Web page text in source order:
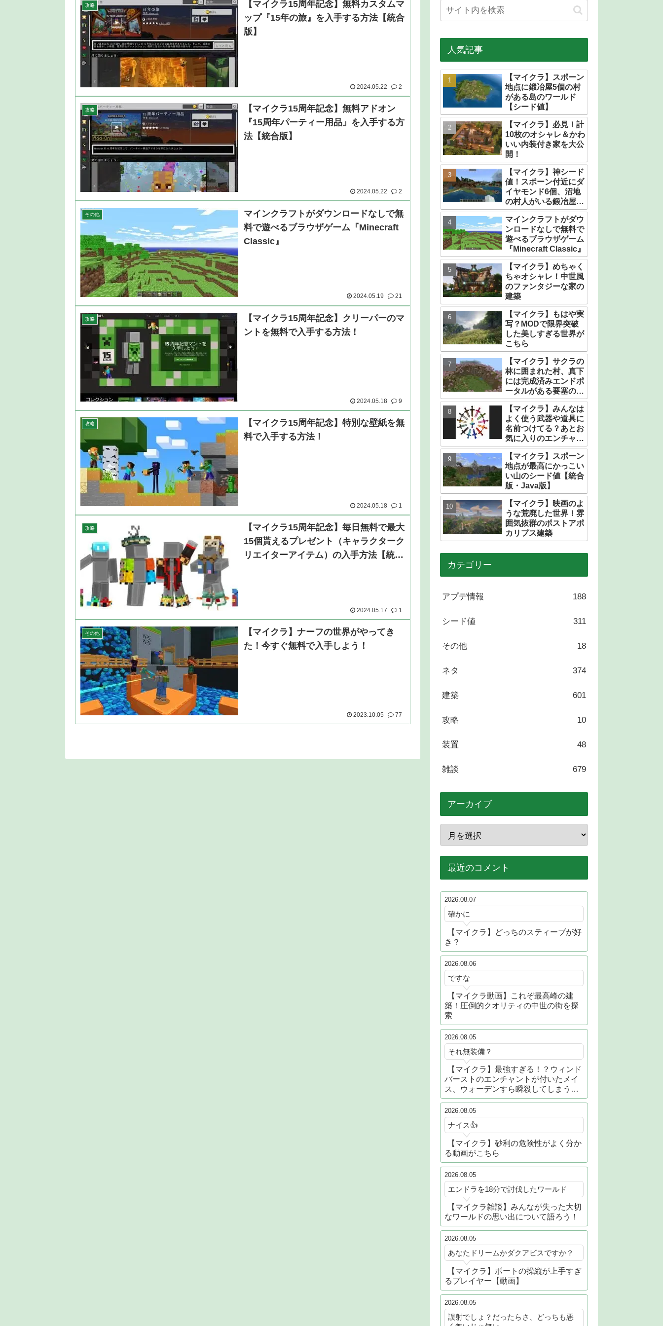
攻略
【マイクラ15周年記念】無料カスタムマ
ップ『15年の旅』を入手する方法【統合
版】
2024.05.22 2
攻略
【マイクラ15周年記念】無料アドオン
『15周年パーティー用品』を入手する方
法【統合版】
2024.05.22 2
その他
マインクラフトがダウンロードなしで無
料で遊べるブラウザゲーム『Minecraft
Classic』
2024.05.19 21
攻略
【マイクラ15周年記念】クリーパーのマ
ントを無料で入手する方法！
2024.05.18 9
攻略
【マイクラ15周年記念】特別な壁紙を無
料で入手する方法！
2024.05.18 1
攻略
【マイクラ15周年記念】毎日無料で最大
15個貰えるプレゼント（キャラクターク
リエイターアイテム）の入手方法【統合
2024.05.17 1
その他
【マイクラ】ナーフの世界がやってき
た！今すぐ無料で入手しよう！
2023.10.05 77
人気記事
【マイクラ】スポーン
地点に鍛冶屋5個の村
がある島のワールド
【シード値】
【マイクラ】必見！計
10枚のオシャレ＆かわ
いい内装付き家を大公
開！
【マイクラ】神シード
値！スポーン付近にダ
イヤモンド6個、沼地
の村人がいる鍛冶屋だ
らけの村【統合版】
マインクラフトがダウ
ンロードなしで無料で
遊べるブラウザゲーム
『Minecraft Classic』
【マイクラ】めちゃく
ちゃオシャレ！中世風
のファンタジーな家の
建築
【マイクラ】もはや実
写？MODで限界突破
した美しすぎる世界が
こちら
【マイクラ】サクラの
林に囲まれた村、真下
には完成済みエンドポ
ータルがある要塞のシ
ード値【統合版】
【マイクラ】みんなは
よく使う武器や道具に
名前つけてる？あとお
気に入りのエンチャン
トある？
【マイクラ】スポーン
地点が最高にかっこい
い山のシード値【統合
版・Java版】
【マイクラ】映画のよ
うな荒廃した世界！雰
囲気抜群のポストアポ
カリプス建築
カテゴリー
アプデ情報 188
シード値 311
その他 18
ネタ 374
建築 601
攻略 10
装置 48
雑談 679
アーカイブ
最近のコメント
2026.08.07
確かに
【マイクラ】どっちのスティーブが好
き？
2026.08.06
ですな
【マイクラ動画】これぞ最高峰の建
築！圧倒的クオリティの中世の街を探
索
2026.08.05
それ無装備？
【マイクラ】最強すぎる！？ウィンド
バーストのエンチャントが付いたメイ
ス、ウォーデンすら瞬殺してしまう…
2026.08.05
ナイス👍
【マイクラ】砂利の危険性がよく分か
る動画がこちら
2026.08.05
エンドラを18分で討伐したワールド
【マイクラ雑談】みんなが失った大切
なワールドの思い出について語ろう！
2026.08.05
あなたドリームかダクアビスですか？
【マイクラ】ボートの操縦が上手すぎ
るプレイヤー【動画】
2026.08.05
誤射でしょ？だったらさ、どっちも悪